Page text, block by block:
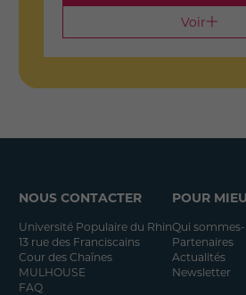
Voir
NOUS CONTACTER
Université Populaire du Rhin
13 rue des Franciscains
Cour des Chaînes
MULHOUSE
FAQ
POUR
Qui
Partenaires
Actualités
Newsletter